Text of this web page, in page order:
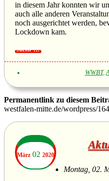
in diesem Jahr konnten wir
auch alle anderen
noch ausgerichtet werden,
Lockdown kam.
WWBT,
Permanentlink zu diesem
westfalen-mitte.de/wordpress/
März 02 2020
Montag, 02.